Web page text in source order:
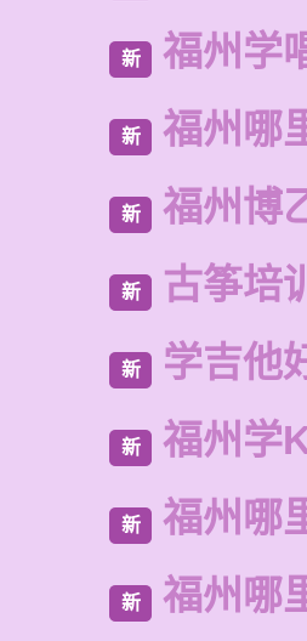
新 福州学
新 福州哪
新 福州博
新 古筝培
新 学吉他
新 福州学
新 福州哪
新 福州哪